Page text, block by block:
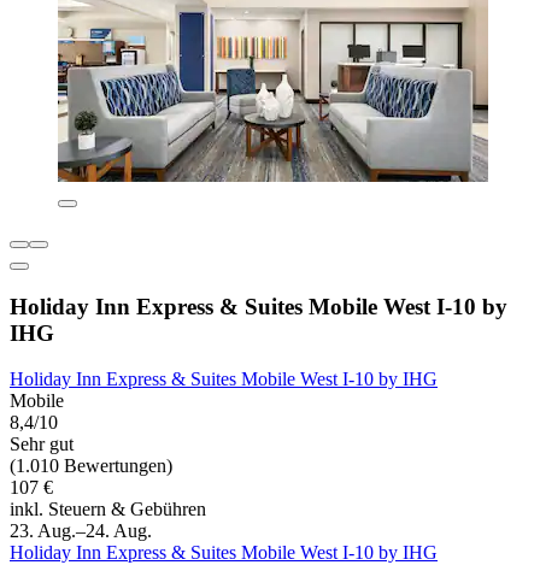
Holiday Inn Express & Suites Mobile West I-10 by
IHG
Holiday Inn Express & Suites Mobile West I-10 by IHG
Mobile
8,4/10
Sehr gut
(1.010 Bewertungen)
107 €
inkl. Steuern & Gebühren
23. Aug.–24. Aug.
Holiday Inn Express & Suites Mobile West I-10 by IHG